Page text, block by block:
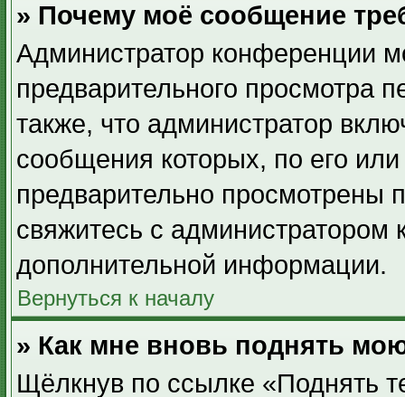
» Почему моё сообщение
Администратор конференции
предварительного просмотра
также, что администратор
сообщения которых, по его
предварительно просмотрены
свяжитесь с
дополнительной информации.
Вернуться к началу
» Как мне вновь поднять
Щёлкнув по ссылке «Поднять